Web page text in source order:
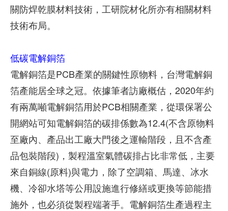
關防焊乾膜材料技術，工研院材化所亦有相關材料
技術布局。
低碳電解銅箔
電解銅箔是PCB產業的關鍵性原物料，台灣電解銅
箔產能居全球之冠。依據筆者訪廠概估，2020年約
有兩萬噸電解銅箔用於PCB相關產業，從環保署公
開網站可知電解銅箔的碳排係數為12.4(不含原物料
至廠內、產品出工廠大門後之運輸階段，且不含產
品包裝階段)，製程溫室氣體碳排占比非常低，主要
來自銅線(原料)與電力，除了空調箱、馬達、冰水
機、冷卻水塔等公用設施進行修繕或更換等節能措
施外，也必須從製程端著手。電解銅箔生產過程主